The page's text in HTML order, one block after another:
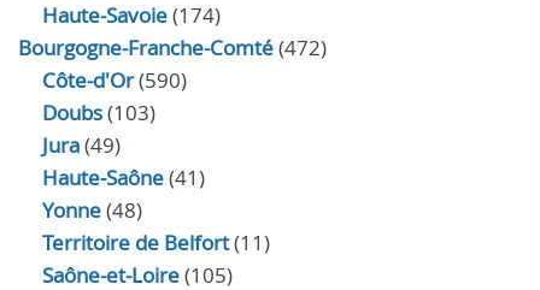
Haute-Savoie(174)
Bourgogne-Franche-Comté(472)
Côte-d'Or(590)
Doubs(103)
Jura(49)
Haute‑Saône(41)
Yonne(48)
Territoire de Belfort(11)
Saône-et-Loire(105)